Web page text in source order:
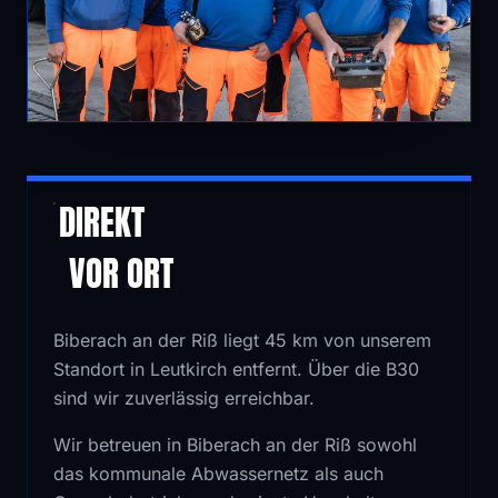
DIREKT
VOR ORT
Biberach an der Riß liegt 45 km von unserem
Standort in Leutkirch entfernt. Über die B30
sind wir zuverlässig erreichbar.
Wir betreuen in Biberach an der Riß sowohl
das kommunale Abwassernetz als auch